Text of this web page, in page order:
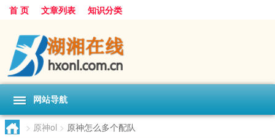
首 页 文章列表 知识分类
网站导航
> 原神ol > 原神怎么多个配队